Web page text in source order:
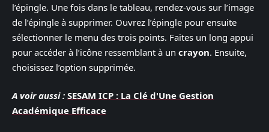
l’épingle. Une fois dans le tableau, rendez-vous sur l’image
de l’épingle à supprimer. Ouvrez l’épingle pour ensuite
sélectionner le menu des trois points. Faites un long appui
pour accéder à l’icône ressemblant à un crayon. Ensuite,
choisissez l’option supprimée.
A voir aussi : SESAM ICP : La Clé d'Une Gestion
Académique Efficace